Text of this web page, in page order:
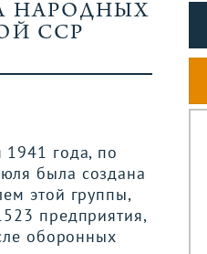
НАРОДНЫХ
ССР
1941 года, по
была создана
этой группы,
предприятия,
оборонных